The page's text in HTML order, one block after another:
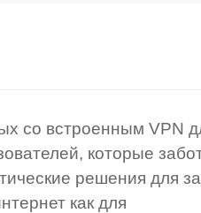
со встроенным VPN
которые
решения для
как для